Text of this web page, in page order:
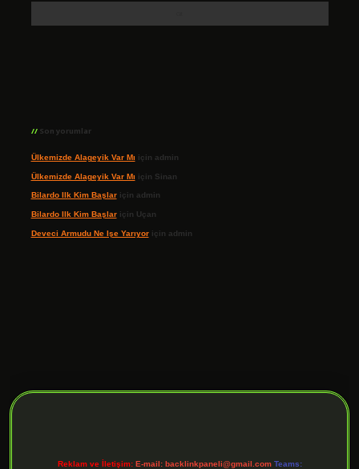
Son yorumlar
Ülkemizde Alageyik Var Mı için admin
Ülkemizde Alageyik Var Mı için Sinan
Bilardo Ilk Kim Başlariçin admin
Bilardo Ilk Kim Başlariçin Uçan
Deveci Armudu Ne Işe Yarıyoriçin admin
Reklam ve İletişim: E-mail: backlinkpaneli@gmail.com Teams: